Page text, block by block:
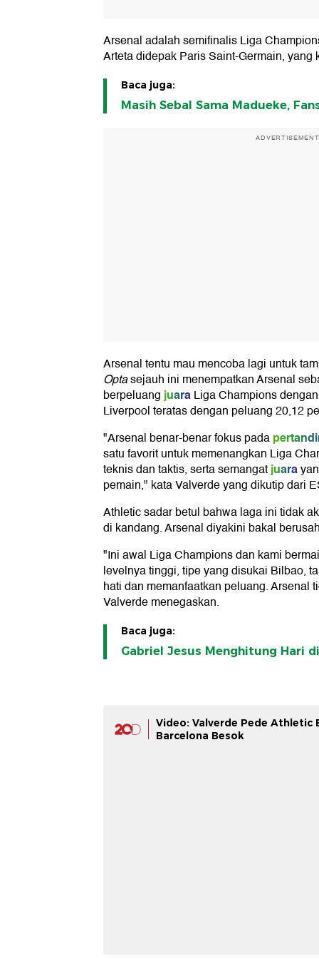
Arsenal adalah semifinalis Liga
Arteta didepak Paris Saint-Germain, yang
Baca juga:
Masih Sebal Sama Madueke,
ADVERTISEMENT
Arsenal tentu mau mencoba lagi untuk
Optasejauh ini menempatkan Arsenal
berpeluangjuaraLiga Champions
Liverpool teratas dengan peluang 20,12
"Arsenal benar-benar fokus pada
satu favorit untuk memenangkan Liga
teknis dan taktis, serta semangatjuara
pemain," kata Valverde yang dikutip dari
Athletic sadar betul bahwa laga ini tidak
di kandang. Arsenal diyakini bakal
"Ini awal Liga Champions dan kami
levelnya tinggi, tipe yang disukai Bilbao,
hati dan memanfaatkan peluang. Arsenal
Valverde menegaskan.
Baca juga:
Gabriel Jesus Menghitung Hari di
Video: Valverde Pede Athletic
Barcelona Besok